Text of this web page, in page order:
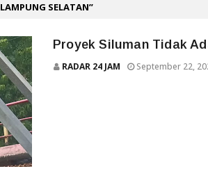
LAMPUNG SELATAN
Proyek Siluman Tidak
RADAR 24 JAM September 22,